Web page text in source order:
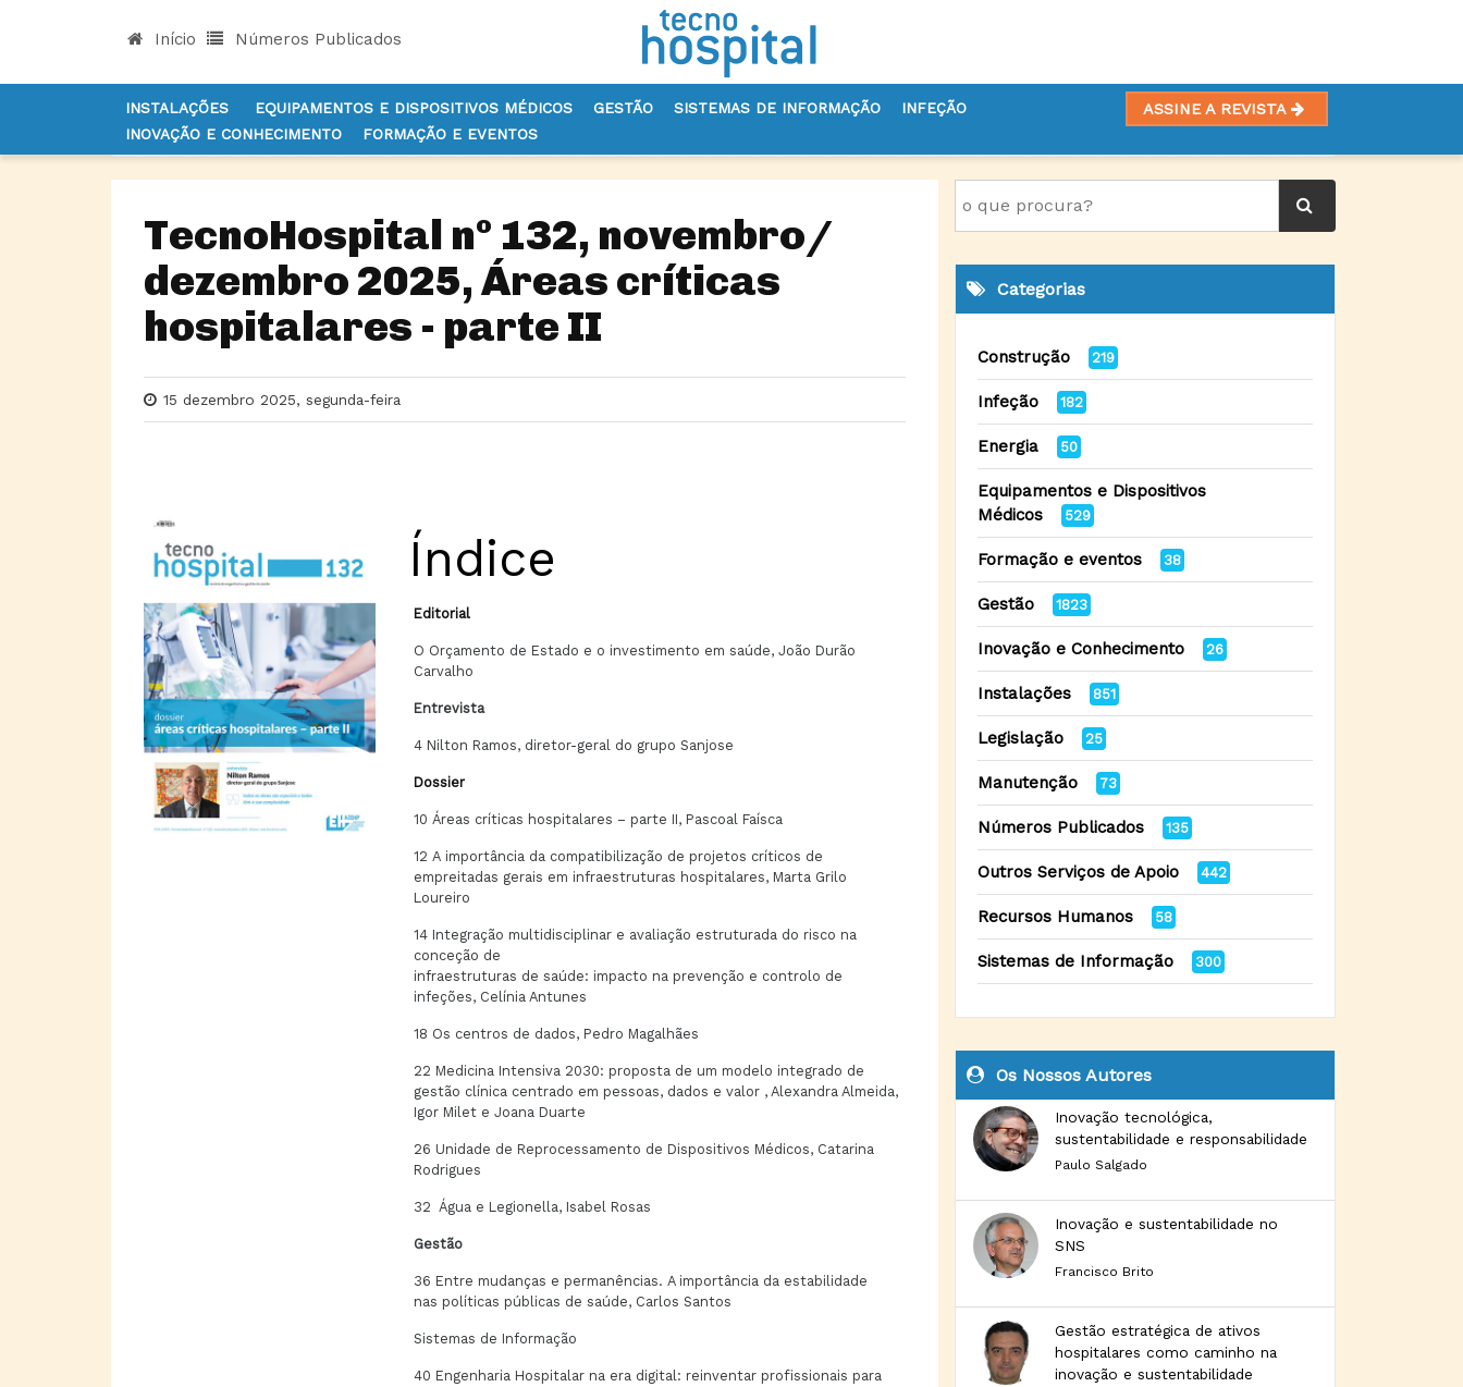
Início Números Publicados
INSTALAÇÕES EQUIPAMENTOS E DISPOSITIVOS MÉDICOS GESTÃO SISTEMAS DE INFORMAÇÃO
INFEÇÃO
INOVAÇÃO E CONHECIMENTO
FORMAÇÃO E EVENTOS
ASSINE A REVISTA
INÍCIO NOTÍCIAS NÚMEROS PUBLICADOS TECNOHOSPITAL Nº 132, NOVEMBRO/ DEZEMBRO 2025, ÁREAS CRÍTICAS HOSPITALARES - PARTE II
TecnoHospital nº 132, novembro/
dezembro 2025, Áreas críticas
hospitalares - parte II
15 dezembro 2025, segunda-feira
Índice
Editorial
O Orçamento de Estado e o investimento em saúde, João Durão
Carvalho
Entrevista
4 Nilton Ramos, diretor-geral do grupo Sanjose
Dossier
10 Áreas críticas hospitalares – parte II, Pascoal Faísca
12 A importância da compatibilização de projetos críticos de
empreitadas gerais em infraestruturas hospitalares, Marta Grilo
Loureiro
14 Integração multidisciplinar e avaliação estruturada do risco na
conceção de
infraestruturas de saúde: impacto na prevenção e controlo de
infeções, Celínia Antunes
18 Os centros de dados, Pedro Magalhães
22 Medicina Intensiva 2030: proposta de um modelo integrado de
gestão clínica centrado em pessoas, dados e valor , Alexandra Almeida,
Igor Milet e Joana Duarte
26 Unidade de Reprocessamento de Dispositivos Médicos, Catarina
Rodrigues
32 Água e Legionella, Isabel Rosas
Gestão
36 Entre mudanças e permanências. A importância da estabilidade
nas políticas públicas de saúde, Carlos Santos
Sistemas de Informação
40 Engenharia Hospitalar na era digital: reinventar profissionais para
Categorias
Construção 219
Infeção 182
Energia 50
Equipamentos e Dispositivos
Médicos
529
Formação e eventos 38
Gestão 1823
Inovação e Conhecimento 26
Instalações 851
Legislação 25
Manutenção 73
Números Publicados 135
Outros Serviços de Apoio 442
Recursos Humanos 58
Sistemas de Informação 300
Os Nossos Autores
Inovação tecnológica,
sustentabilidade e responsabilidade
Paulo Salgado
Inovação e sustentabilidade no
SNS
Francisco Brito
Gestão estratégica de ativos
hospitalares como caminho na
inovação e sustentabilidade